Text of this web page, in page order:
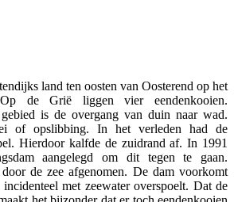
land ten oosten van Oosterend op het
de Grië liggen vier eendenkooien.
is de overgang van duin naar wad.
of opslibbing. In het verleden had de
Hierdoor kalfde de zuidrand af. In 1991
aangelegd om dit tegen te gaan.
de zee afgenomen. De dam voorkomt
met zeewater overspoelt. Dat de